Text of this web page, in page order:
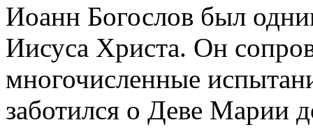
Иоанн Богослов был
Иисуса Христа. Он
многочисленные
заботился о Деве Марии